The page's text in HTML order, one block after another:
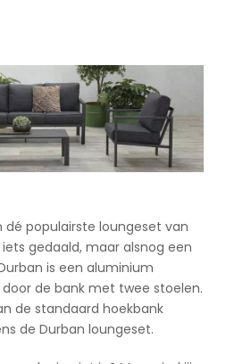
dé populairste loungeset van
gedaald, maar alsnog een
is een aluminium
de bank met twee stoelen.
de standaard hoekbank
de Durban loungeset.